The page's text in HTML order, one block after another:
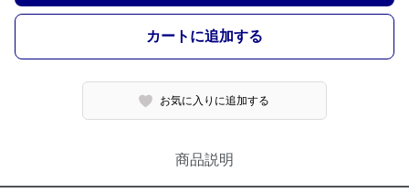
カートに追加する
お気に入りに追加する
商品説明